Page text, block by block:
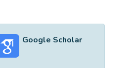
Google Scholar